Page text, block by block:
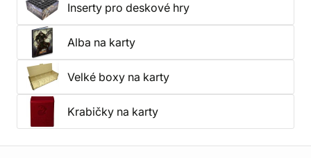
Inserty pro deskové hry
Alba na karty
Velké boxy na karty
Krabičky na karty